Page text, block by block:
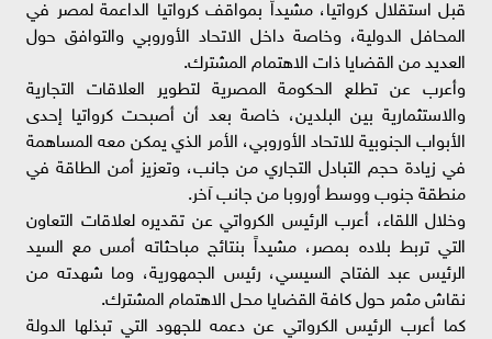
قبل استقلال كرواتيا، مشيداً بمواقف كرواتيا الداعمة لمصر في
المحافل الدولية، وخاصة داخل الاتحاد الأوروبي والتوافق حول
العديد من القضايا ذات الاهتمام المشترك.
وأعرب عن تطلع الحكومة المصرية لتطوير العلاقات التجارية
والاستثمارية بين البلدين، خاصة بعد أن أصبحت كرواتيا إحدى
الأبواب الجنوبية للاتحاد الأوروبي، الأمر الذي يمكن معه المساهمة
في زيادة حجم التبادل التجاري من جانب، وتعزيز أمن الطاقة في
منطقة جنوب ووسط أوروبا من جانب آخر.
وخلال اللقاء، أعرب الرئيس الكرواتي عن تقديره لعلاقات التعاون
التي تربط بلاده بمصر، مشيداً بنتائج مباحثاته أمس مع السيد
الرئيس عبد الفتاح السيسي، رئيس الجمهورية، وما شهدته من
نقاش مثمر حول كافة القضايا محل الاهتمام المشترك.
كما أعرب الرئيس الكرواتي عن دعمه للجهود التي تبذلها الدولة